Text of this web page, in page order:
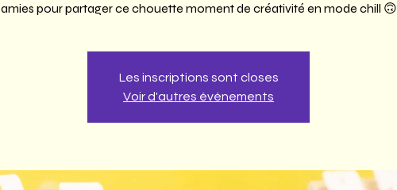
amies pour partager ce chouette moment de créativité en mode chill 🙃
Les inscriptions sont closes
Voir d'autres événements